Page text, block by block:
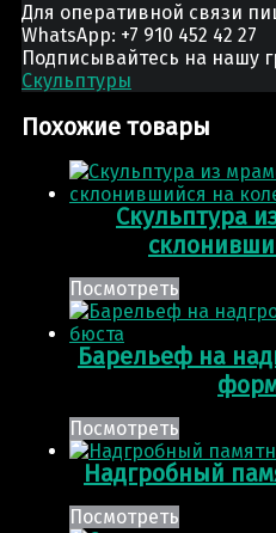
Для оперативной связи
WhatsApp: +7 910 452 42 27
Подписывайтесь на нашу
Скульптуры
Похожие товары
Скульптура
Посмотреть
Барельеф на
Посмотреть
Надгробный
Посмотреть